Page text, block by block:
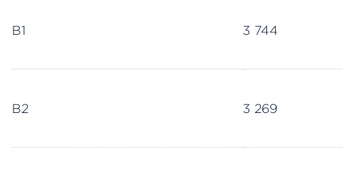
B1 3 744
B2 3 269